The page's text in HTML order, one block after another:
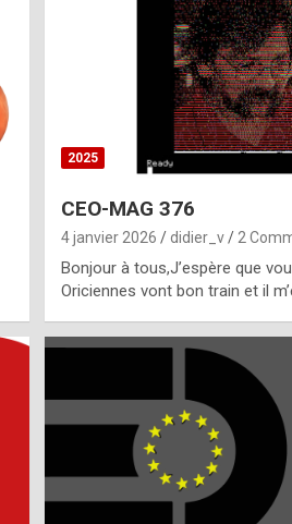
2025
CEO-MAG 376
4 janvier 2026 didier_v 2
Bonjour à tous,J’espère que
Oriciennes vont bon train et il